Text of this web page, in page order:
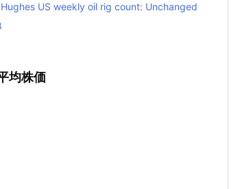
US weekly oil rig count: Unchanged
均株価